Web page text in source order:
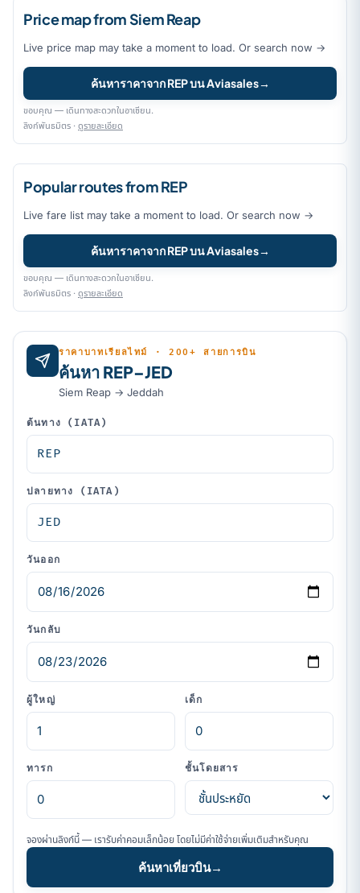
Price map from Siem Reap
Live price map may take a moment to load. Or search now →
ค้นหาราคาจาก REP บน Aviasales→
ขอบคุณ — เดินทางสะดวกในอาเซียน.
ลิงก์พันธมิตร · ดูรายละเอียด
Popular routes from REP
Live fare list may take a moment to load. Or search now →
ค้นหาราคาจาก REP บน Aviasales→
ขอบคุณ — เดินทางสะดวกในอาเซียน.
ลิงก์พันธมิตร · ดูรายละเอียด
ราคาบาทเรียลไทม์ · 200+ สายการบิน
ค้นหา REP–JED
Siem Reap → Jeddah
ต้นทาง (IATA)
ปลายทาง (IATA)
วันออก
วันกลับ
ผู้ใหญ่ เด็ก
ทารก ชั้นโดยสาร
จองผ่านลิงก์นี้ — เรารับค่าคอมเล็กน้อย โดยไม่มีค่าใช้จ่ายเพิ่มเติมสำหรับคุณ
ค้นหาเที่ยวบิน→